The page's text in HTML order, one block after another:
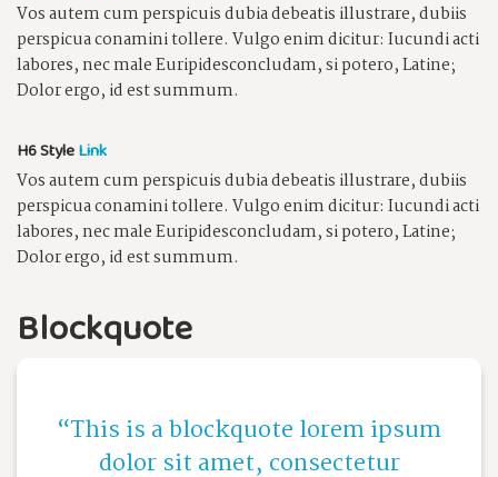
Vos autem cum perspicuis dubia debeatis illustrare, dubiis
perspicua conamini tollere. Vulgo enim dicitur: Iucundi acti
labores, nec male Euripidesconcludam, si potero, Latine;
Dolor ergo, id est summum.
H6 StyleLink
Vos autem cum perspicuis dubia debeatis illustrare, dubiis
perspicua conamini tollere. Vulgo enim dicitur: Iucundi acti
labores, nec male Euripidesconcludam, si potero, Latine;
Dolor ergo, id est summum.
Blockquote
This is a blockquote lorem ipsum
dolor sit amet, consectetur